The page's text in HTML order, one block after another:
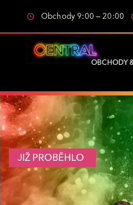
Obchody 9:00 – 20:00
OBCHODY
JIŽ PROBĚHLO